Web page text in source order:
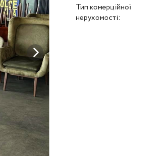
Тип комерційної
нерухомості: